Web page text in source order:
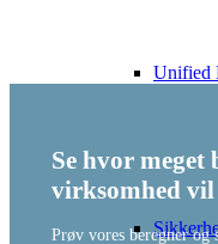
Unified
Se hvor meget
virksomhed vil
Prøv vores beregner og